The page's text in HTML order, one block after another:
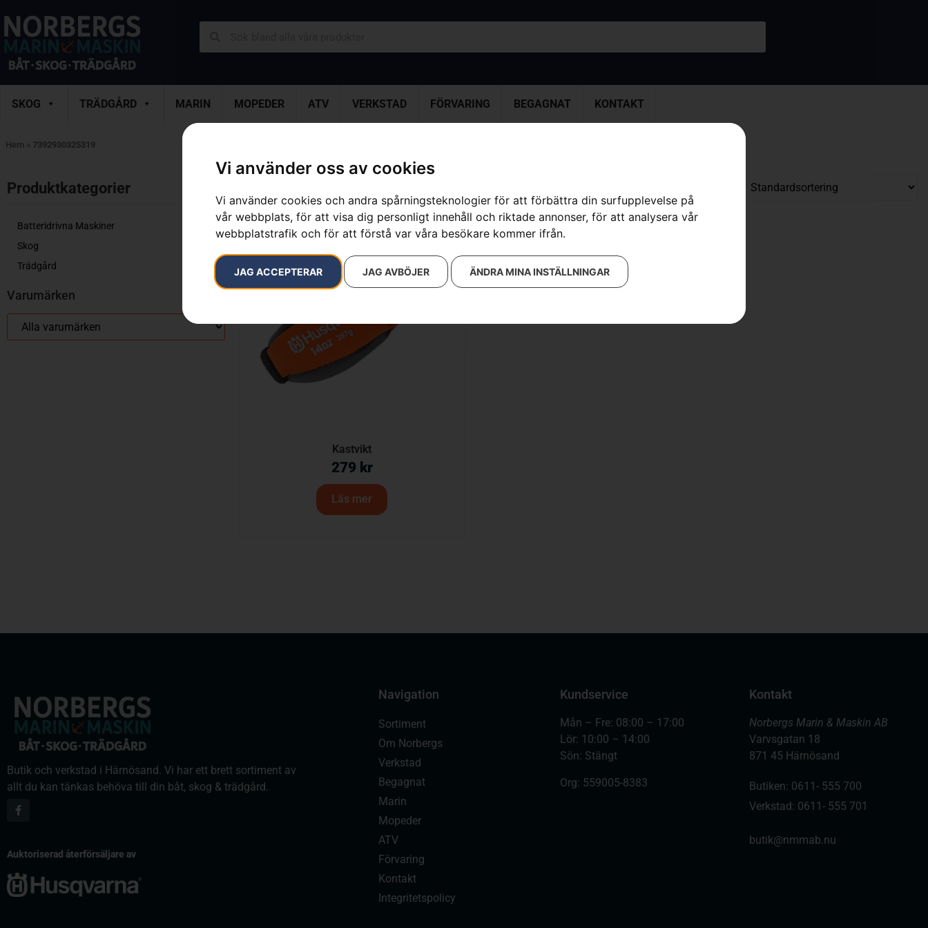
Vi använder oss av cookies
Vi använder cookies och andra spårningsteknologier för att förbättra din surfupplevelse på
vår webbplats, för att visa dig personligt innehåll och riktade annonser, för att analysera vår
webbplatstrafik och för att förstå var våra besökare kommer ifrån.
JAG ACCEPTERAR JAG AVBÖJER ÄNDRA MINA INSTÄLLNINGAR
SKOG TRÄDGÅRD MARIN MOPEDER ATV VERKSTAD FÖRVARING BEGAGNAT KONTAKT
Hem » 7392930325319
Produktkategorier​
Batteridrivna Maskiner
Skog
Trädgård
Varumärken
Kastvikt
279 kr
Läs mer
Butik och verkstad i Härnösand. Vi har ett brett sortiment av
allt du kan tänkas behöva till din båt, skog & trädgård.
Auktoriserad återförsäljare av
Navigation
Sortiment
Om Norbergs
Verkstad
Begagnat
Marin
Mopeder
ATV
Förvaring
Kontakt
Integritetspolicy
Kundservice
Mån – Fre: 08:00 – 17:00
Lör: 10:00 – 14:00
Sön: Stängt
Org: 559005-8383
Kontakt
Norbergs Marin & Maskin AB
Varvsgatan 18
871 45 Härnösand
Butiken: 0611- 555 700
Verkstad: 0611- 555 701
butik@nmmab.nu